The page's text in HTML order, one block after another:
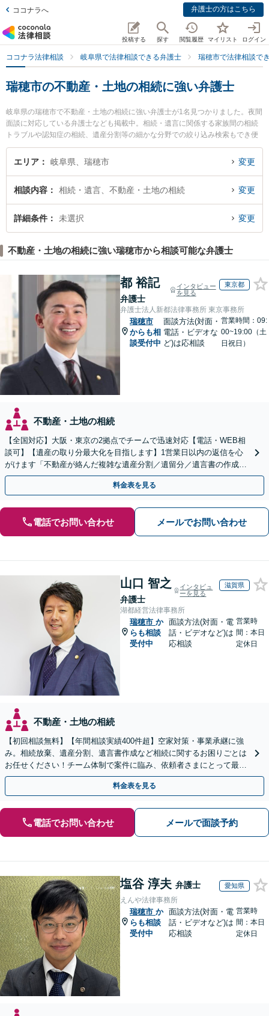
ココナラへ 弁護士の方はこちら
投稿する 探す 閲覧履歴 マイリスト ログイン
ココナラ法律相談 岐阜県で法律相談できる弁護士 瑞穂市で法律相談で
瑞穂市の不動産・土地の相続に強い弁護士
岐阜県の瑞穂市で不動産・土地の相続に強い弁護士が1名見つかりました。夜間
面談に対応している弁護士なども掲載中。相続・遺言に関係する家族間の相続
トラブルや認知症の相続、遺産分割等の細かな分野での絞り込み検索もでき便
利です。特に堀田暁之法律事務所の堀田 暁之弁護士のプロフィール情報や弁護
士費用、強みなどが注目されています。『瑞穂市で土日や夜間に発生した不動
で不動産・土地の相続を法律相談できる瑞穂市内の弁護士に相談予約したい』
などでお困りの相談者さんにおすすめです。
エリア 岐阜県、瑞穂市 変更
相談内容 相続・遺言、不動産・土地の相続 変更
詳細条件 未選択 変更
不動産・土地の相続に強い瑞穂市から相談可能な弁護士
都 裕記
弁護士
インタビュー
を見る
東京都
弁護士法人新都法律事務所 東京事務所
瑞穂市
からも相
談受付中
面談方法(対面・
電話・ビデオな
ど)は応相談
営業時間：09:
00~19:00（土
日祝日）
不動産・土地の相続
【全国対応】大阪・東京の2拠点でチームで迅速対応【電話・WEB相
談可】【遺産の取り分最大化を目指します】1営業日以内の返信を心
がけます「不動産が絡んだ複雑な遺産分割／遺留分／遺言書の作成・
執行／事業承継など、お任せください」【休日相談あり】
料金表を見る
電話でお問い合わせ メールでお問い合わせ
山口 智之
弁護士
インタビュ
ーを見る
滋賀県
湖都経営法律事務所
瑞穂市 か
らも相談
受付中
面談方法(対面・電
話・ビデオなど)は
応相談
営業時
間：本日
定休日
不動産・土地の相続
【初回相談無料】【年間相談実績400件超】空家対策・事業承継に強
み。相続放棄、遺産分割、遺言書作成など相続に関するお困りごとは
お任せください！チーム体制で案件に臨み、依頼者さまにとって最善
の解決を目指します【堅田駅4分】【無料駐車場あり】
料金表を見る
電話でお問い合わせ メールで面談予約
塩谷 淳夫 弁護士 愛知県
えんや法律事務所
瑞穂市 か
らも相談
受付中
面談方法(対面・電
話・ビデオなど)は
応相談
営業時
間：本日
定休日